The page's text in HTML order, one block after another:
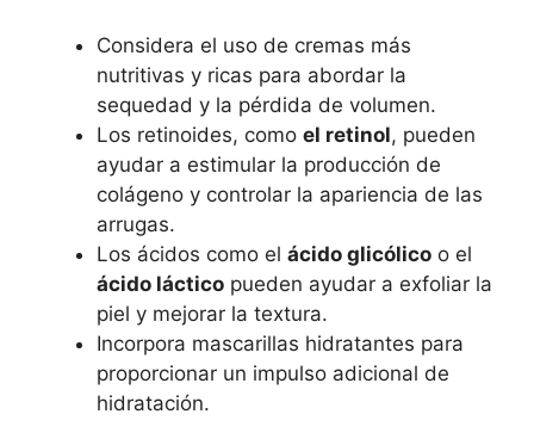
Considera el uso de cremas más
nutritivas y ricas para abordar la
sequedad y la pérdida de volumen.
Los retinoides, como el retinol, pueden
ayudar a estimular la producción de
colágeno y controlar la apariencia de las
arrugas.
Los ácidos como el ácido glicólico o el
ácido láctico pueden ayudar a exfoliar la
piel y mejorar la textura.
Incorpora mascarillas hidratantes para
proporcionar un impulso adicional de
hidratación.